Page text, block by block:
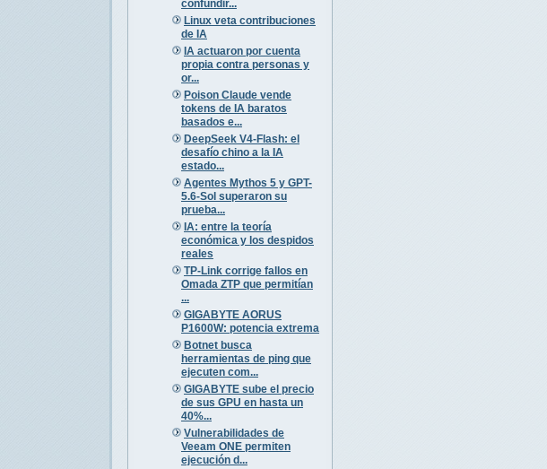
confundir...
Linux veta contribuciones
de IA
IA actuaron por cuenta
propia contra personas y
or...
Poison Claude vende
tokens de IA baratos
basados e...
DeepSeek V4-Flash: el
desafío chino a la IA
estado...
Agentes Mythos 5 y GPT-
5.6-Sol superaron su
prueba...
IA: entre la teoría
económica y los despidos
reales
TP-Link corrige fallos en
Omada ZTP que permitían
...
GIGABYTE AORUS
P1600W: potencia extrema
Botnet busca
herramientas de ping que
ejecuten com...
GIGABYTE sube el precio
de sus GPU en hasta un
40%...
Vulnerabilidades de
Veeam ONE permiten
ejecución d...